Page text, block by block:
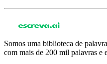
Somos uma biblioteca de
com mais de 200 mil palavras e